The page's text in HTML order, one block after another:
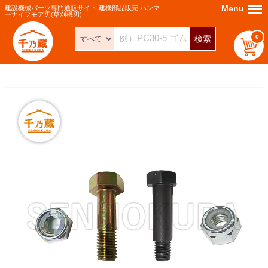
建設機械パーツ専門通販サイト 建機部品販売 ハンマ
ーナイフモア刃(草刈機刃)
検索 0
Menu Menu